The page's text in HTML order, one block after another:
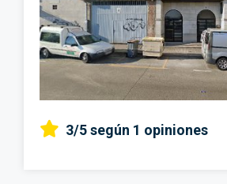
3/5según 1 opiniones